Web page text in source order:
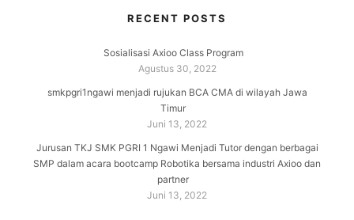
RECENT POSTS
Sosialisasi Axioo Class Program
Agustus 30, 2022
smkpgri1ngawi menjadi rujukan BCA CMA di wilayah Jawa
Timur
Juni 13, 2022
Jurusan TKJ SMK PGRI 1 Ngawi Menjadi Tutor dengan berbagai
SMP dalam acara bootcamp Robotika bersama industri Axioo dan
partner
Juni 13, 2022